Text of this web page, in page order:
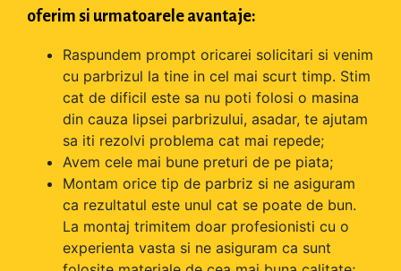
oferim si urmatoarele avantaje:
Raspundem prompt oricarei solicitari si venim
cu parbrizul la tine in cel mai scurt timp. Stim
cat de dificil este sa nu poti folosi o masina
din cauza lipsei parbrizului, asadar, te ajutam
sa iti rezolvi problema cat mai repede;
Avem cele mai bune preturi de pe piata;
Montam orice tip de parbriz si ne asiguram
ca rezultatul este unul cat se poate de bun.
La montaj trimitem doar profesionisti cu o
experienta vasta si ne asiguram ca sunt